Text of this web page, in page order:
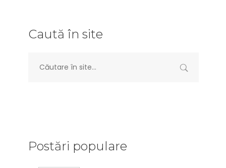
Caută în site
Postări populare